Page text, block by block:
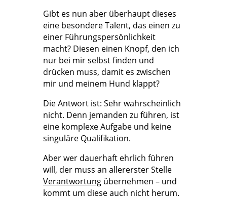
Gibt es nun aber überhaupt dieses
eine besondere Talent, das einen zu
einer Führungspersönlichkeit
macht? Diesen einen Knopf, den ich
nur bei mir selbst finden und
drücken muss, damit es zwischen
mir und meinem Hund klappt?
Die Antwort ist: Sehr wahrscheinlich
nicht. Denn jemanden zu führen, ist
eine komplexe Aufgabe und keine
singuläre Qualifikation.
Aber wer dauerhaft ehrlich führen
will, der muss an allererster Stelle
Verantwortung übernehmen – und
kommt um diese auch nicht herum.